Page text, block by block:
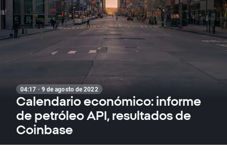
04:17 · 9 de agosto de 2022
Calendario económico: informe
de petróleo API, resultados de
Coinbase